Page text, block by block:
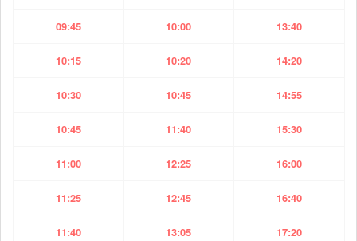
09:45 10:00 13:40
10:15 10:20 14:20
10:30 10:45 14:55
10:45 11:40 15:30
11:00 12:25 16:00
11:25 12:45 16:40
11:40 13:05 17:20